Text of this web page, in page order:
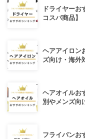
ドライヤーお
コスパ商品】
ヘアアイロン
ズ向け・海外
ヘアオイルお
別やメンズ向
フライパンお